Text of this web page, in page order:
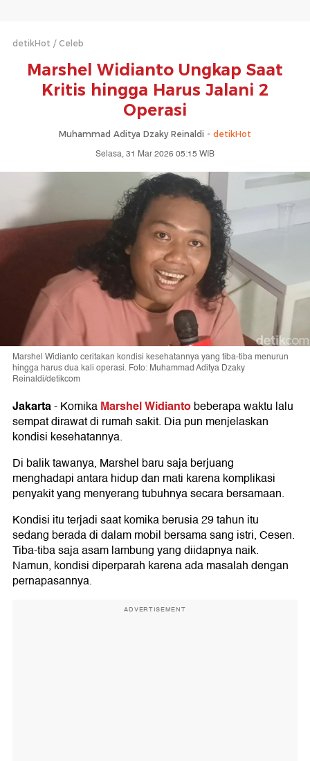
detikHot Celeb
Marshel Widianto Ungkap Saat
Kritis hingga Harus Jalani 2
Operasi
Muhammad Aditya Dzaky Reinaldi - detikHot
Selasa, 31 Mar 2026 05:15 WIB
Marshel Widianto ceritakan kondisi kesehatannya yang tiba-tiba menurun
hingga harus dua kali operasi. Foto: Muhammad Aditya Dzaky
Reinaldi/detikcom
Jakarta-KomikaMarshel Widiantobeberapa waktu lalu
sempat dirawat di rumah sakit. Dia pun menjelaskan
kondisi kesehatannya.
Di balik tawanya, Marshel baru saja berjuang
menghadapi antara hidup dan mati karena komplikasi
penyakit yang menyerang tubuhnya secara bersamaan.
Kondisi itu terjadi saat komika berusia 29 tahun itu
sedang berada di dalam mobil bersama sang istri, Cesen.
Tiba-tiba saja asam lambung yang diidapnya naik.
Namun, kondisi diperparah karena ada masalah dengan
pernapasannya.
ADVERTISEMENT